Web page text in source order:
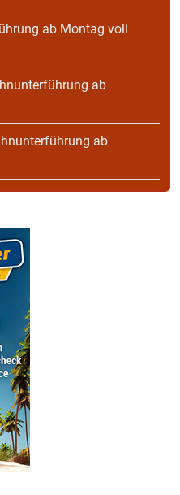
ab Montag voll
ab
ab